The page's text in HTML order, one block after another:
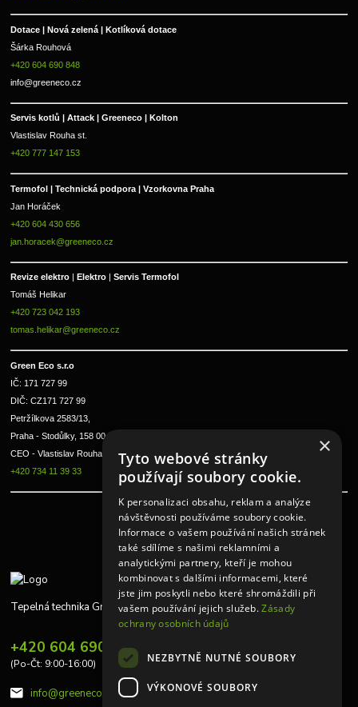
Dotace | Nová zelená | Kotlíková dotace
Šárka Rouhová
+420 604 690 848
info@greeneco.cz
Servis kotlů | Attack | Greeneco | Kolton
Vlastislav Rouha st.
+420 777 147 153
Termofol | Technická podpora | Vzorkovna Praha
Jan Horáček
+420 604 430 656
jan.horacek@greeneco.cz
Revize elektro Elektro
Servis Termofol
Tomáš Helikar
+420 723 042 193
tomas.helikar@greeneco.cz
Green Eco s.r.o
IČ: 171 727 99
DIČ: CZ171 727 99
Petržílkova 2583/13,
Praha - Stodůlky, 158 00
CEO - Vlastislav Rouha ml.
+420 734 11 39 33
Tepelná technika Greeneco
+420 604 690 848
(Po-Čt: 9:00-16:00)
info@greeneco.cz
×
Tyto webové stránky
používají soubory cookie.
K personalizaci obsahu, reklam a analýze
návštěvnosti používáme soubory cookie.
Informace o vašem používání našich stránek
také sdílíme s našimi reklamními a
analytickými partnery, kteří je mohou
kombinovat s dalšími informacemi, které
jste jim poskytli nebo které shromáždili při
vašem používání jejich služeb.Zásady
ochrany osobních údajů
NEZBYTNĚ NUTNÉ SOUBORY
VÝKONOVÉ SOUBORY